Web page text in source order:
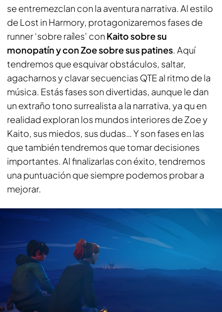
se entremezclan con la aventura narrativa. Al estilo
de Lost in Harmory, protagonizaremos fases de
runner ‘sobre raíles’ con Kaito sobre su
monopatín y con Zoe sobre sus patines. Aquí
tendremos que esquivar obstáculos, saltar,
agacharnos y clavar secuencias QTE al ritmo de la
música. Estás fases son divertidas, aunque le dan
un extraño tono surrealista a la narrativa, ya qu en
realidad exploran los mundos interiores de Zoe y
Kaito, sus miedos, sus dudas… Y son fases en las
que también tendremos que tomar decisiones
importantes. Al finalizarlas con éxito, tendremos
una puntuación que siempre podemos probar a
mejorar.